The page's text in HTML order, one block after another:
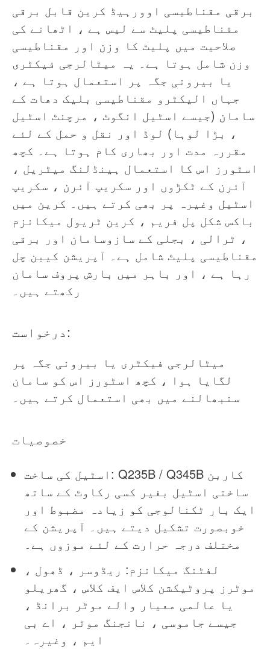
برقی مقناطیسی اوورہیڈ کرین قابل برقی
مقناطیسی پلیٹ سے لیس ہے ، اٹھانے کی
صلاحیت میں پلیٹ کا وزن اور مقناطیسی
وزن شامل ہوتا ہے۔ یہ میٹالرجی فیکٹری
یا بیرونی جگہ پر استعمال ہوتا ہے ،
جہاں الیکٹرو مقناطیسی بلیک دھات کے
سامان (جیسے اسٹیل انگوٹ ، مرچنٹ اسٹیل
، بڑا لوہا) لوڈ اور نقل و حمل کے لئے
مقررہ مدت اور بھاری کام ہوتا ہے۔ کچھ
اسٹورز اس کا استعمال ہینڈلنگ میٹریل ،
آئرن کے ٹکڑوں اور سکریپ آئرن ، سکریپ
اسٹیل وغیرہ پر بھی کرتے ہیں۔ کرین میں
باکس شکل پل فریم ، کرین ٹریول میکانزم
، ٹرالی ، بجلی کے سازوسامان اور برقی
مقناطیسی پلیٹ شامل ہے۔ آپریشن کیبن چل
رہا ہے ، اور باہر میں بارش پروف سامان
رکھتے ہیں۔
درخواست:
میٹالرجی فیکٹری یا بیرونی جگہ پر
لگایا ہوا ، کچھ اسٹورز اس کو سامان
سنبھالنے میں بھی استعمال کرتے ہیں۔
خصوصیات
اسٹیل کی ساخت: Q235B / Q345B کاربن
ساختی اسٹیل بغیر کسی رکاوٹ کے ساتھ
ایک بار ٹکنالوجی کو زیادہ مضبوط اور
خوبصورت تشکیل دیتے ہیں۔ آپریشن کے
مختلف درجہ حرارت کے لئے موزوں ہے۔
لفٹنگ میکانزم: ریڈوسر ، ڈھول ،
موٹرز پروٹیکشن کلاس ایف کلاس ، گھریلو
یا عالمی معیار والے موٹر برانڈ ،
جیسے جاموسی ، نانجنگ موٹر ، اے بی
ایم ، وغیرہ۔